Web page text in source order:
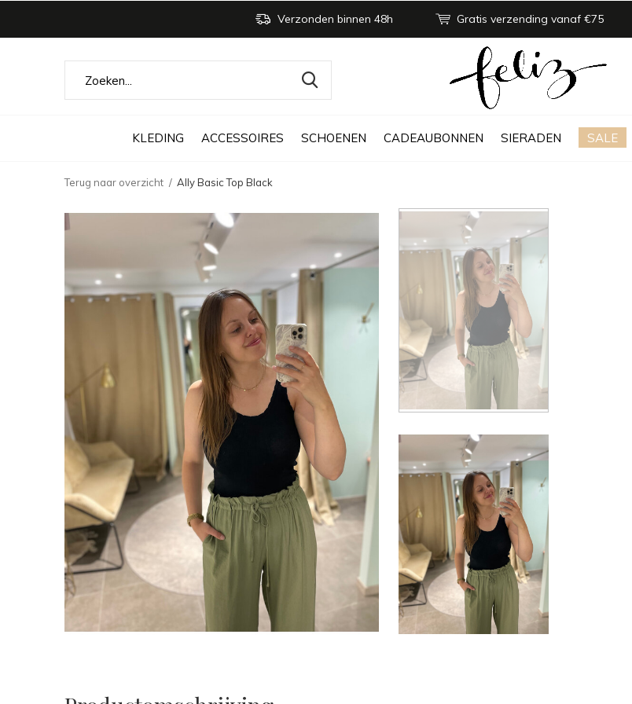
KLEDING ACCESSOIRES SCHOENEN CADEAUBONNEN SIERADEN SALE
Verzonden binnen 48h Gratis verzending vanaf €75
Terug naar overzicht Ally Basic Top Black